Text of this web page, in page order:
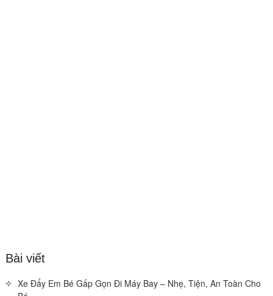
Bài viết
Xe Đẩy Em Bé Gấp Gọn Đi Máy Bay – Nhẹ, Tiện, An Toàn Cho